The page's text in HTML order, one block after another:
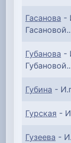
Гасанова -
Губанова -
Губина -
Гурская -
Гузеева -